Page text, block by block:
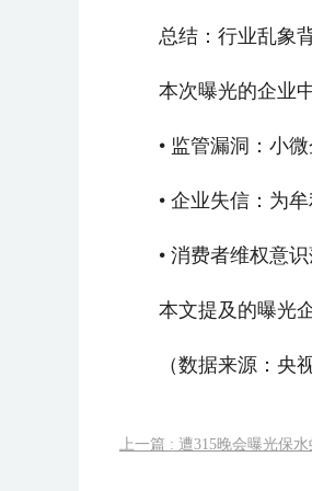
总结：行业乱象
本次曝光的企业
• 监管漏洞：小
• 企业失信：为
• 消费者维权意
本文提及的曝光
（数据来源：央
上一篇 : 遭315晚会曝光保